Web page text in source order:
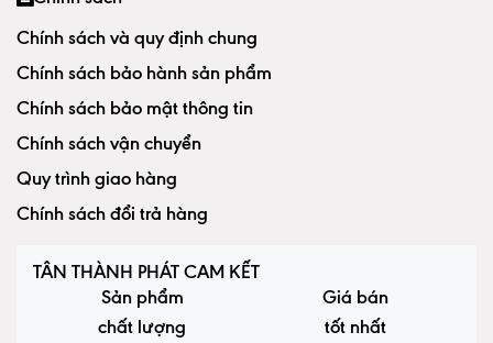
Chính sách và quy định chung
Chính sách bảo hành sản phẩm
Chính sách bảo mật thông tin
Chính sách vận chuyển
Quy trình giao hàng
Chính sách đổi trả hàng
TÂN THÀNH PHÁT CAM KẾT
Sản phẩm
chất lượng
Giá bán
tốt nhất